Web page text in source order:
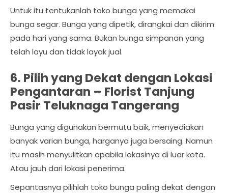
Untuk itu tentukanlah toko bunga yang memakai
bunga segar. Bunga yang dipetik, dirangkai dan dikirim
pada hari yang sama. Bukan bunga simpanan yang
telah layu dan tidak layak jual.
6. Pilih yang Dekat dengan Lokasi
Pengantaran – Florist Tanjung
Pasir Teluknaga Tangerang
Bunga yang digunakan bermutu baik, menyediakan
banyak varian bunga, harganya juga bersaing. Namun
itu masih menyulitkan apabila lokasinya di luar kota.
Atau jauh dari lokasi penerima.
Sepantasnya pilihlah toko bunga paling dekat dengan